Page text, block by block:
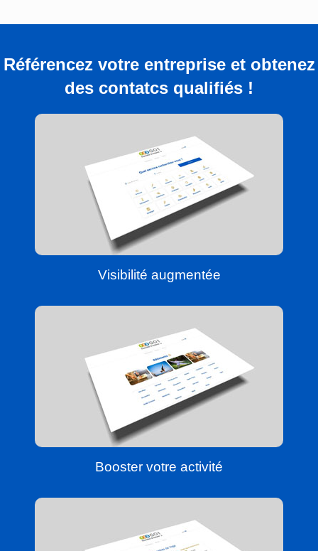
Référencez votre entreprise et obtenez
des contatcs qualifiés !
Visibilité augmentée
Booster votre activité